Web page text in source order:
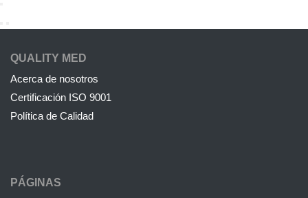
QUALITY MED
Acerca de nosotros
Certificación ISO 9001
Política de Calidad
PÁGINAS